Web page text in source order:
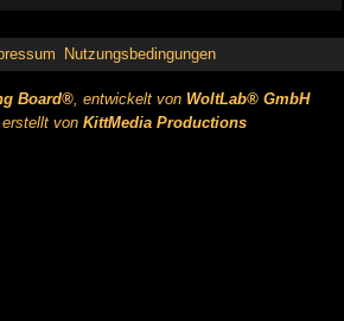
Nutzungsbedingungen
Board®, entwickelt von WoltLab® GmbH
von KittMedia Productions